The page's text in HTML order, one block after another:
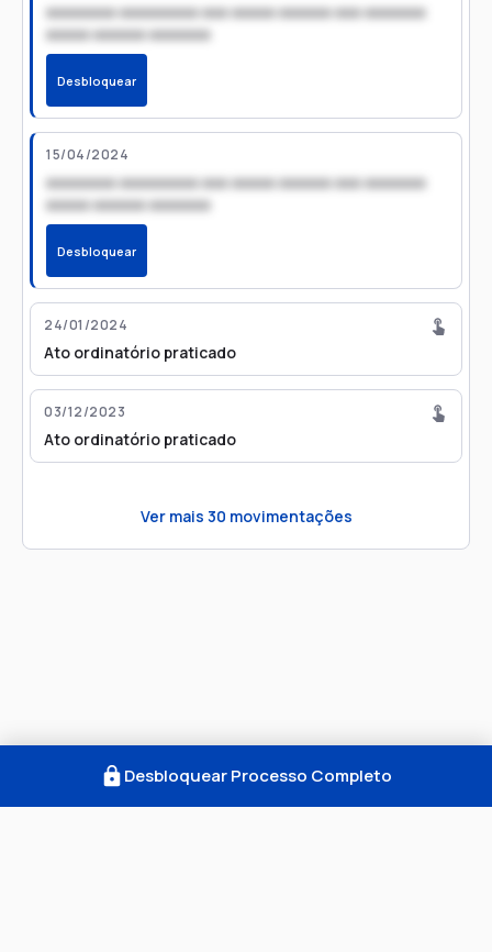
xxxxxxxx xxxxxxxxx xxx xxxxx xxxxxx xxx xxxxxxx
xxxxx xxxxxx xxxxxxx
Desbloquear
15/04/2024
xxxxxxxx xxxxxxxxx xxx xxxxx xxxxxx xxx xxxxxxx
xxxxx xxxxxx xxxxxxx
Desbloquear
24/01/2024
Ato ordinatório praticado
03/12/2023
Ato ordinatório praticado
Ver mais 30 movimentações
Desbloquear Processo Completo